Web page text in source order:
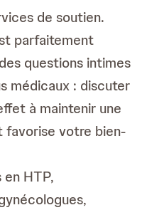
de soutien.
parfaitement
questions intimes
médicaux : discuter
à maintenir une
favorise votre bien-
HTP,